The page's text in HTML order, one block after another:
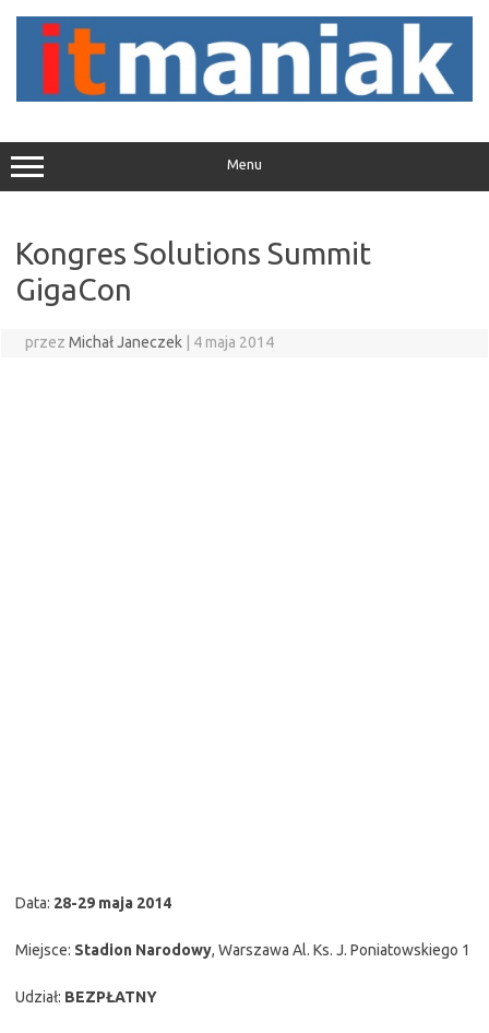
Menu
Kongres Solutions Summit
GigaCon
przez Michał Janeczek | 4 maja 2014
Data: 28-29 maja 2014
Miejsce: Stadion Narodowy, Warszawa Al. Ks. J. Poniatowskiego 1
Udział: BEZPŁATNY